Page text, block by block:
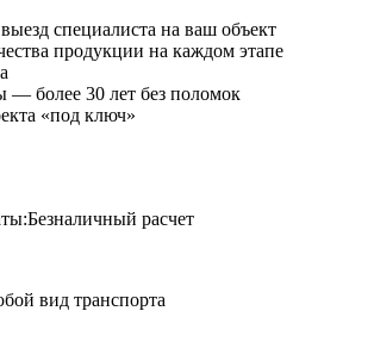
специалиста на ваш объект
продукции на каждом этапе
— более 30 лет без поломок
«под ключ»
Безналичный расчет
вид транспорта